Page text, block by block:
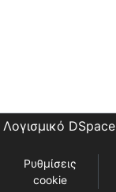
Λογισμικό DSpace
Ρυθμίσεις
cookie